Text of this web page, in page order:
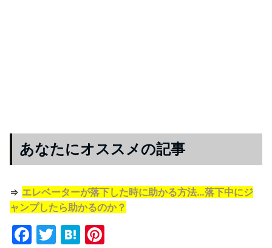
あなたにオススメの記事
⇒ エレベーターが落下した時に助かる方法…落下中にジ
ャンプしたら助かるのか？
F
T
H